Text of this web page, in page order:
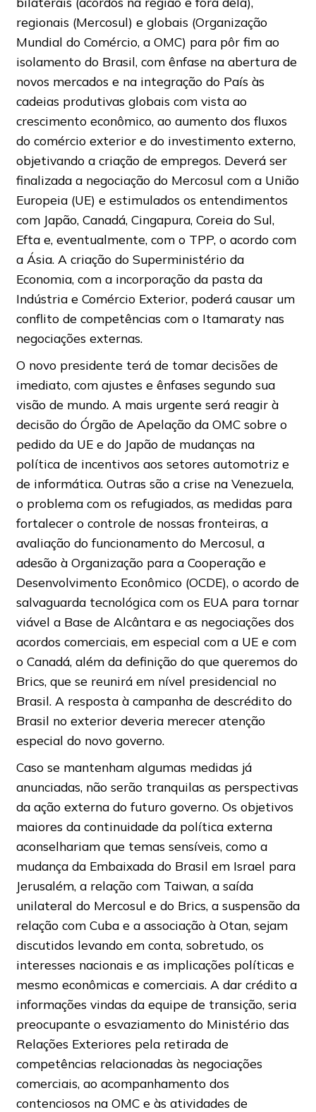
regionais (Mercosul) e globais (Organização
Mundial do Comércio, a OMC) para pôr fim ao
isolamento do Brasil, com ênfase na abertura de
novos mercados e na integração do País às
cadeias produtivas globais com vista ao
crescimento econômico, ao aumento dos fluxos
do comércio exterior e do investimento externo,
objetivando a criação de empregos. Deverá ser
finalizada a negociação do Mercosul com a União
Europeia (UE) e estimulados os entendimentos
com Japão, Canadá, Cingapura, Coreia do Sul,
Efta e, eventualmente, com o TPP, o acordo com
a Ásia. A criação do Superministério da
Economia, com a incorporação da pasta da
Indústria e Comércio Exterior, poderá causar um
conflito de competências com o Itamaraty nas
negociações externas.
O novo presidente terá de tomar decisões de
imediato, com ajustes e ênfases segundo sua
visão de mundo. A mais urgente será reagir à
decisão do Órgão de Apelação da OMC sobre o
pedido da UE e do Japão de mudanças na
política de incentivos aos setores automotriz e
de informática. Outras são a crise na Venezuela,
o problema com os refugiados, as medidas para
fortalecer o controle de nossas fronteiras, a
avaliação do funcionamento do Mercosul, a
adesão à Organização para a Cooperação e
Desenvolvimento Econômico (OCDE), o acordo de
salvaguarda tecnológica com os EUA para tornar
viável a Base de Alcântara e as negociações dos
acordos comerciais, em especial com a UE e com
o Canadá, além da definição do que queremos do
Brics, que se reunirá em nível presidencial no
Brasil. A resposta à campanha de descrédito do
Brasil no exterior deveria merecer atenção
especial do novo governo.
Caso se mantenham algumas medidas já
anunciadas, não serão tranquilas as perspectivas
da ação externa do futuro governo. Os objetivos
maiores da continuidade da política externa
aconselhariam que temas sensíveis, como a
mudança da Embaixada do Brasil em Israel para
Jerusalém, a relação com Taiwan, a saída
unilateral do Mercosul e do Brics, a suspensão da
relação com Cuba e a associação à Otan, sejam
discutidos levando em conta, sobretudo, os
interesses nacionais e as implicações políticas e
mesmo econômicas e comerciais. A dar crédito a
informações vindas da equipe de transição, seria
preocupante o esvaziamento do Ministério das
Relações Exteriores pela retirada de
competências relacionadas às negociações
comerciais, ao acompanhamento dos
contenciosos na OMC e às atividades de